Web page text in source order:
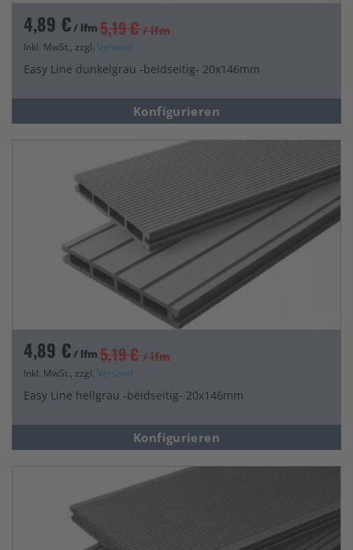
4,89 €/ lfm 5,19 € / lfm
Inkl. MwSt., zzgl. Versand
Easy Line dunkelgrau -beidseitig- 20x146mm
Konfigurieren
4,89 €/ lfm 5,19 € / lfm
Inkl. MwSt., zzgl. Versand
Easy Line hellgrau -beidseitig- 20x146mm
Konfigurieren